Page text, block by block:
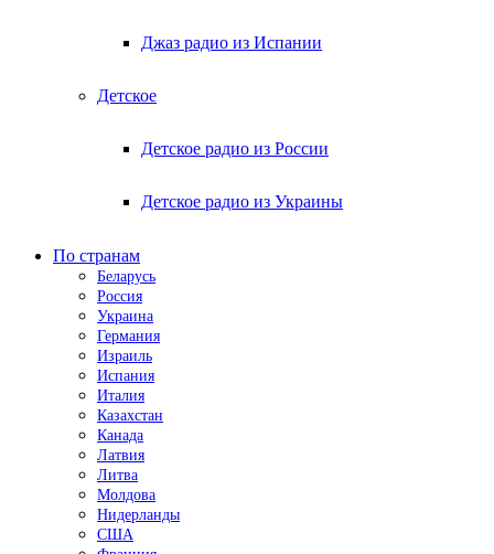
Джаз радио из Испании
Детское
Детское радио из России
Детское радио из Украины
По странам
Беларусь
Россия
Украина
Германия
Израиль
Испания
Италия
Казахстан
Канада
Латвия
Литва
Молдова
Нидерланды
США